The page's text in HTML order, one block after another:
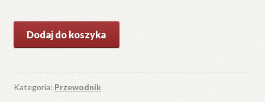
Ukraińskie
Wschodnie
tom
Dodaj do koszyka
Kategoria: Przewodnik